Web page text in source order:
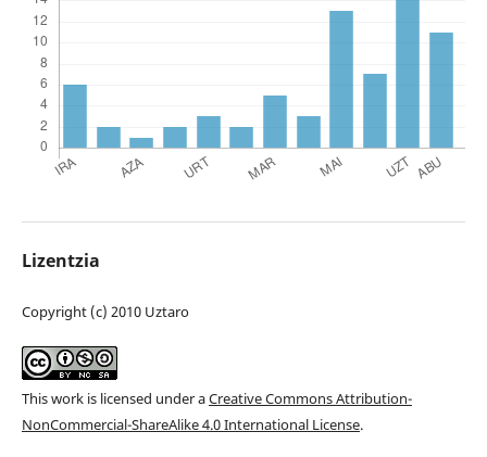
Lizentzia
Copyright (c) 2010 Uztaro
This work is licensed under aCreative Commons Attribution-
NonCommercial-ShareAlike 4.0 International License.